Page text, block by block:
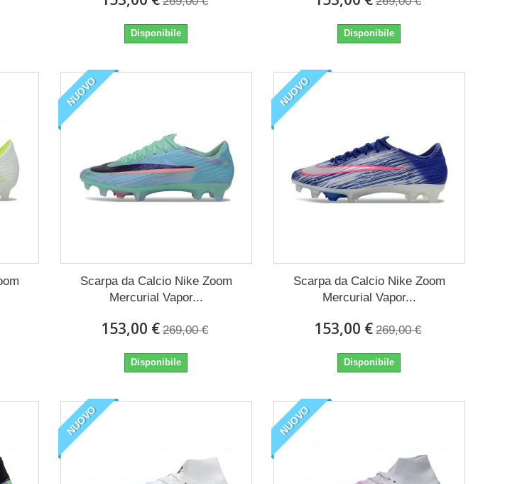
Disponibile Disponibile
NUOVO
Scarpa da Calcio Nike Zoom
Mercurial Vapor...
153,00 € 269,00 €
Disponibile
NUOVO
Scarpa da Calcio Nike Zoom
Mercurial Vapor...
153,00 € 269,00 €
Disponibile
NUOVO NUOVO